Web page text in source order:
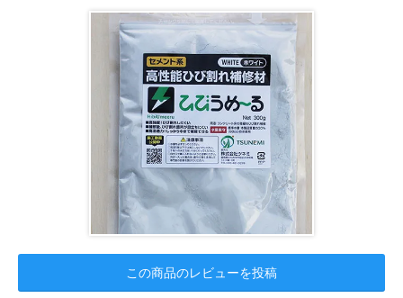
この商品のレビューを投稿